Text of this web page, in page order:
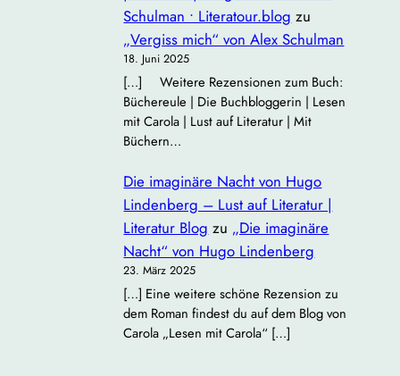
Schulman • Literatour.blog zu
„Vergiss mich“ von Alex Schulman
18. Juni 2025
[…] Weitere Rezensionen zum Buch:
Büchereule | Die Buchbloggerin | Lesen
mit Carola | Lust auf Literatur | Mit
Büchern…
Die imaginäre Nacht von Hugo
Lindenberg – Lust auf Literatur |
Literatur Blog zu „Die imaginäre
Nacht“ von Hugo Lindenberg
23. März 2025
[…] Eine weitere schöne Rezension zu
dem Roman findest du auf dem Blog von
Carola „Lesen mit Carola“ […]